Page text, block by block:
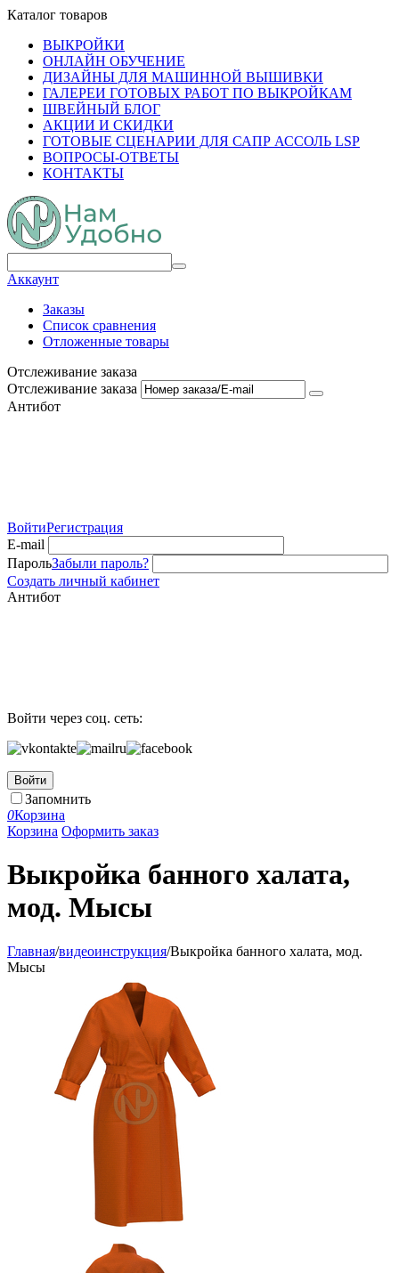
Каталог товаров
ВЫКРОЙКИ
ОНЛАЙН ОБУЧЕНИЕ
ДИЗАЙНЫ ДЛЯ МАШИННОЙ ВЫШИВКИ
ГАЛЕРЕИ ГОТОВЫХ РАБОТ ПО ВЫКРОЙКАМ
ШВЕЙНЫЙ БЛОГ
АКЦИИ И СКИДКИ
ГОТОВЫЕ СЦЕНАРИИ ДЛЯ САПР АССОЛЬ LSP
ВОПРОСЫ-ОТВЕТЫ
КОНТАКТЫ
Аккаунт
Заказы
Список сравнения
Отложенные товары
Отслеживание заказа
Отслеживание заказа
Антибот
ВойтиРегистрация
E-mail
ПарольЗабыли пароль?
Создать личный кабинет
Антибот
Войти через соц. сеть:
Войти
Запомнить
0Корзина
Корзина Оформить заказ
Выкройка банного халата,
мод. Мысы
Главная/видеоинструкция/Выкройка банного халата, мод.
Мысы